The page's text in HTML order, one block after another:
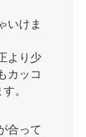
いけま
より少
カッコ
。
合って